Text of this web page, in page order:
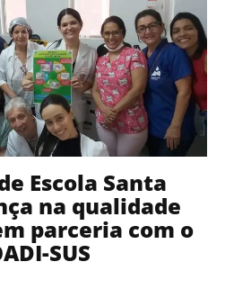
Escola Santa
na qualidade
parceria com o
SUS